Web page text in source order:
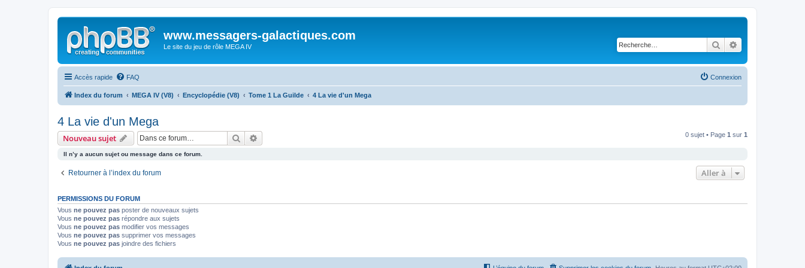
www.messagers-galactiques.com
Le site du jeu de rôle MEGA IV Rechercher
Accès rapide FAQ Connexion
Index du forum MEGA IV (V8) Encyclopédie (V8) Tome 1 La Guilde 4 La vie d'un Mega
4 La vie d'un Mega
Nouveau sujet Rechercher 0 sujet • Page 1 sur 1
Il n’y a aucun sujet ou message dans ce forum.
Retourner à l’index du forum Aller à
PERMISSIONS DU FORUM
Vous ne pouvez pas poster de nouveaux sujets
Vous ne pouvez pas répondre aux sujets
Vous ne pouvez pas modifier vos messages
Vous ne pouvez pas supprimer vos messages
Vous ne pouvez pas joindre des fichiers